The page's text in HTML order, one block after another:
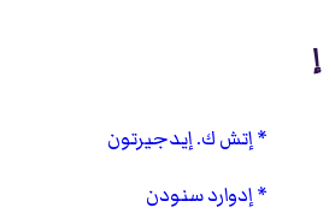
إ
إتش ك. إيدجيرتون
إدوارد سنودن